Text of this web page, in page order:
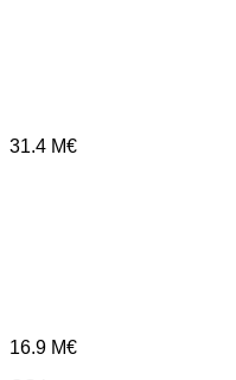
31.4 M€
16.9 M€